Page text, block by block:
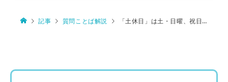
記事 質問ことば解説 「土休日」は土・日曜、祝日、振り替え休日ですが…